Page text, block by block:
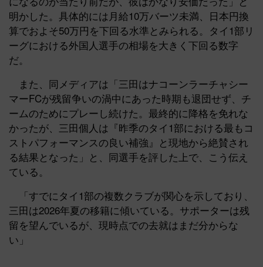
明かした。具体的には月給10万バーツ未満、日本円換
算でおよそ50万円を下回る水準とみられる。タイ1部リ
ーグにおける外国人選手の相場を大きく下回る数字
だ。
また、同メディアは「三田はナコーンラーチャシー
マーFCが残留争いの渦中にあった時期も退団せず、チ
ームのためにプレーし続けた。最終的に降格を免れな
かったが、三田個人は『昨季のタイ1部における最もコ
ストパフォーマンスの良い補強』と現地から絶賛され
る結果となった」と、同選手を評した上で、こう伝え
ている。
「すでにタイ1部の複数クラブが関心を示しており、
三田は2026年夏の移籍に傾いている。サポーターは残
留を望んでいるが、現時点での去就はまだ分からな
い」